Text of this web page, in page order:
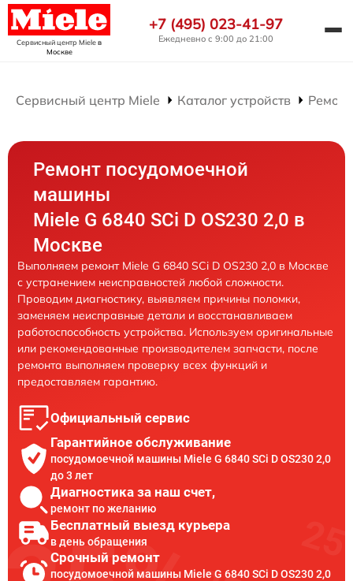
Сервисный центр Mieleв
Москве
+7 (495) 023-41-97
Ежедневно с 9:00 до 21:00
Сервисный центр Miele Каталог устройств
Ремонт посудомоечной
машины
Miele G 6840 SCi D OS230 2,0 в
Москве
Выполняем ремонт Miele G 6840 SCi D OS230 2,0 в Москве
с устранением неисправностей любой сложности.
Проводим диагностику, выявляем причины поломки,
заменяем неисправные детали и восстанавливаем
работоспособность устройства. Используем оригинальные
или рекомендованные производителем запчасти, после
ремонта выполняем проверку всех функций и
предоставляем гарантию.
Официальный сервис
Гарантийное обслуживание
посудомоечной машины Miele G 6840 SCi D OS230 2,0
до 3 лет
Диагностика за наш счет,
ремонт по желанию
Бесплатный выезд курьера
в день обращения
Срочный ремонт
посудомоечной машины Miele G 6840 SCi D OS230 2,0